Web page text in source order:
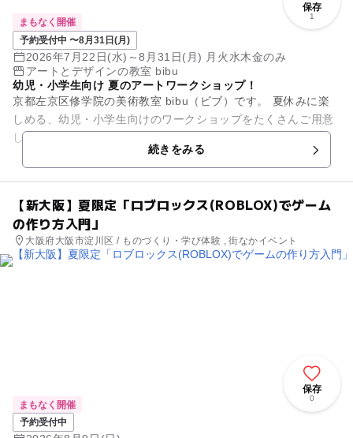
保存
1
まもなく開催
予約受付中 〜8月31日(月)
2026年7月22日(水)～8月31日(月) 月火水木金のみ
アートとデザインの教室 bibu
幼児・小学生向け 夏のアートワークショップ！
京都左京区修学院の美術教室 bibu（ビブ）です。 夏休みに楽
しめる、幼児・小学生向けのワークショップをたくさんご用意
しました！ 今年は2つのプログラムからお好きな内容をお選び
続きをみる
【新大阪】夏限定「ロブロックス(ROBLOX)でゲーム
の作り方入門」
大阪府大阪市淀川区 / ものづくり・学び体験 , 街なかイベント
保存
0
まもなく開催
予約受付中